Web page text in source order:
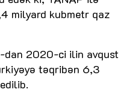
milyard kubmetr qaz
dan 2020-ci ilin avqust
təqribən 6,3